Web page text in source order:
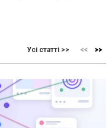
Усі статті >>